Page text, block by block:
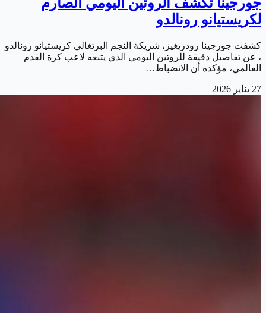
لكريستيانو رونالدو
كشفت جورجينا رودريغيز، شريكة النجم البرتغالي كريستيانو رونالدو
، عن تفاصيل دقيقة للروتين اليومي الذي يتبعه لاعب كرة القدم
العالمي، مؤكدة أن الانضباط…
27 يناير 2026